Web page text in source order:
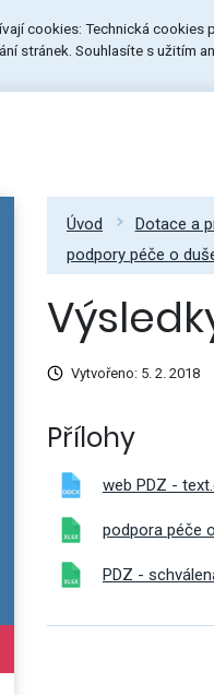
cookies: Technická
stránek. Souhlasíte s užitím
dálkovým přístupem
financování
Úvod Dotace a
podpory péče o
Vytvořeno: 5. 2. 2018
Přílohy
web PDZ -
podpora péče
PDZ -